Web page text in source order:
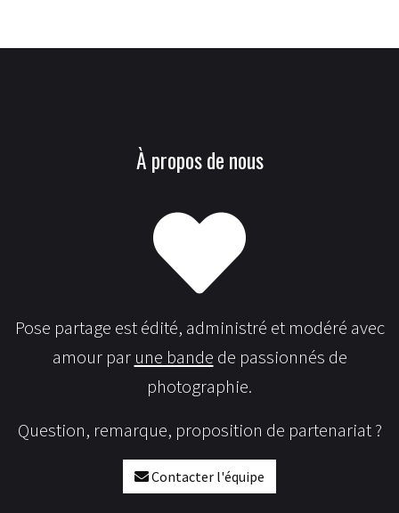
À propos de nous
Pose partage est édité, administré et modéré avec
amour par une bande de passionnés de
photographie.
Question, remarque, proposition de partenariat ?
Contacter l'équipe